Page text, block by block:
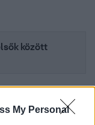
My Personal
között